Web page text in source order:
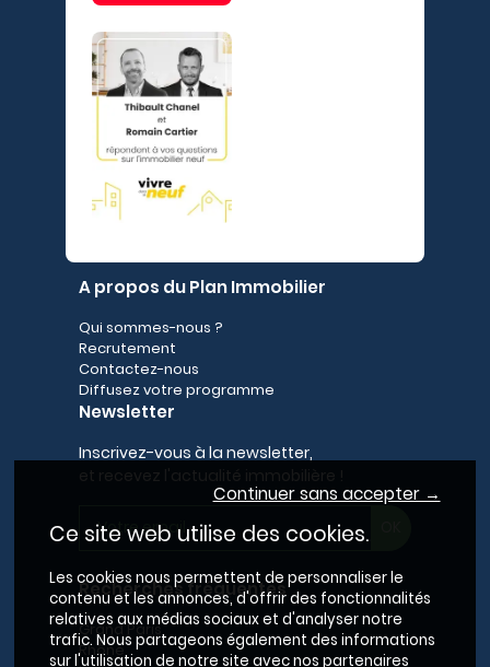
A propos du Plan Immobilier
Qui sommes-nous ?
Recrutement
Contactez-nous
Diffusez votre programme
Newsletter
Inscrivez-vous à la newsletter,
Recherches fréquentes
Grand Paris
Rhône
Continuer sans accepter →
Ce site web utilise des cookies.
Les cookies nous permettent de personnaliser le
contenu et les annonces, d'offrir des fonctionnalités
relatives aux médias sociaux et d'analyser notre
trafic. Nous partageons également des informations
sur l'utilisation de notre site avec nos partenaires